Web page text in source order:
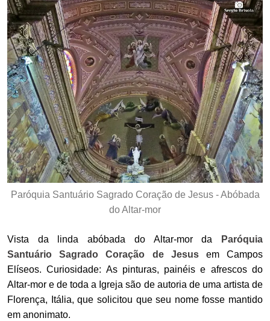
Paróquia Santuário Sagrado Coração de Jesus - Abóbada
do Altar-mor
Vista da linda abóbada do Altar-mor da
Paróquia
Santuário Sagrado Coração de Jesusem Campos
Elíseos. Curiosidade: As pinturas, painéis e afrescos do
Altar-mor e de toda a Igreja são de autoria de uma artista de
Florença, Itália, que solicitou que seu nome fosse mantido
em anonimato.